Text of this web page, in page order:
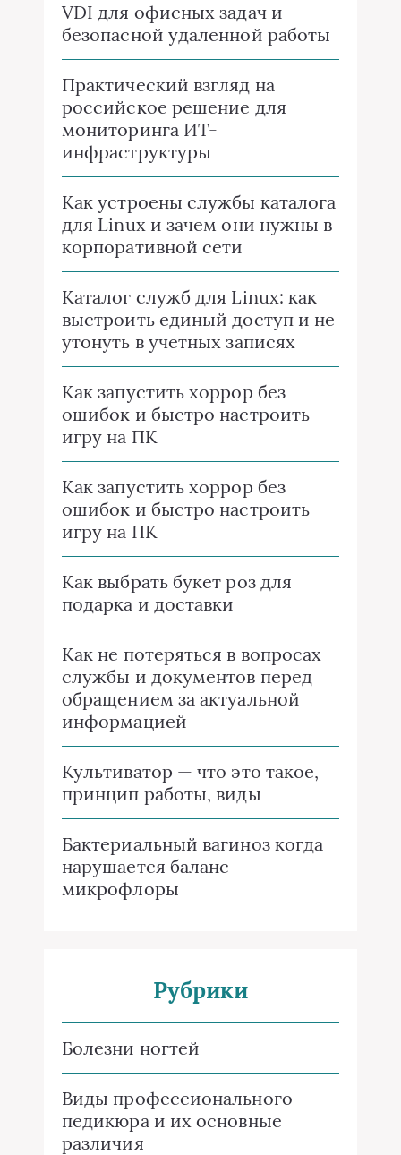
VDI для офисных задач и
безопасной удаленной работы
Практический взгляд на
российское решение для
мониторинга ИТ-
инфраструктуры
Как устроены службы каталога
для Linux и зачем они нужны в
корпоративной сети
Каталог служб для Linux: как
выстроить единый доступ и не
утонуть в учетных записях
Как запустить хоррор без
ошибок и быстро настроить
игру на ПК
Как запустить хоррор без
ошибок и быстро настроить
игру на ПК
Как выбрать букет роз для
подарка и доставки
Как не потеряться в вопросах
службы и документов перед
обращением за актуальной
информацией
Культиватор — что это такое,
принцип работы, виды
Бактериальный вагиноз когда
нарушается баланс
микрофлоры
Рубрики
Болезни ногтей
Виды профессионального
педикюра и их основные
различия